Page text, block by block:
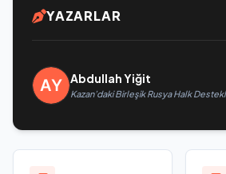
YAZARLAR
Abdullah Yiğit
Kazan’daki Birleşik Rusya Halk